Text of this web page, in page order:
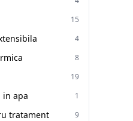
15
4
8
19
in apa 1
tratament 9